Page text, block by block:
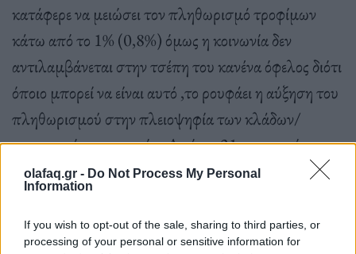
olafaq.gr - Do Not Process My Personal
Information
If you wish to opt-out of the sale, sharing to third parties, or
processing of your personal or sensitive information for
κατάφερε να μειώσει τον πληθωρισμό τροφίμων
κάτω από το 1% (0,8%) όμως η κοινωνία δεν
αντιλαμβάνεται στην τσέπη του κανένα όφελος διότι
όποιο μπορεί να είναι αυτό ,το ρουφάει η αύξηση του
πληθωρισμού στην πλειοψηφία των κλάδων/
κατηγοριών υπηρεσιών. Από τις 31 κατηγορίες
υπηρεσιών στις 25 παρατηρούνται αυξήσεις έως και
51% !